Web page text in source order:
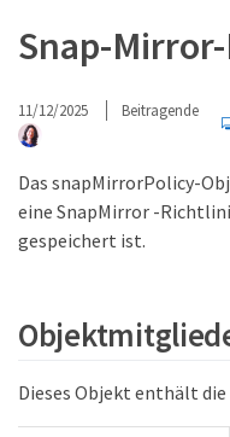
Snap-
11/12/2025 Beitragende
Das snapMirrorPolicy-
eine SnapMirror -
gespeichert ist.
Dieses Objekt enthält